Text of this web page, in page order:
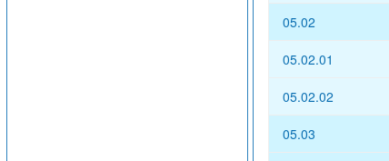
05.02
05.02.01
05.02.02
05.03